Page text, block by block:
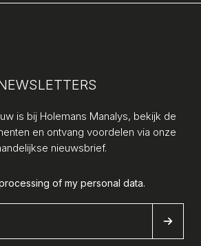
is bij Holemans Manalys, bekijk de
en ontvang voordelen via onze
nieuwsbrief.
of my personal data.